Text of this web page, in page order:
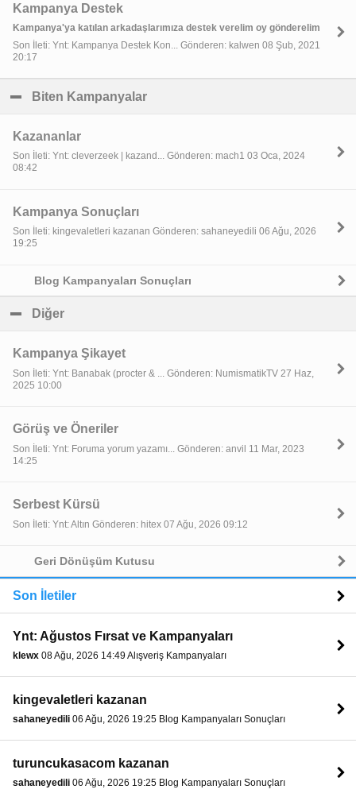
Kampanya Destek
Kampanya'ya katılan arkadaşlarımıza destek verelim oy gönderelim
Son İleti: Ynt: Kampanya Destek Kon... Gönderen: kalwen 08 Şub, 2021
20:17
Biten Kampanyalar
Kazananlar
Son İleti: Ynt: cleverzeek | kazand... Gönderen: mach1 03 Oca, 2024
08:42
Kampanya Sonuçları
Son İleti: kingevaletleri kazanan Gönderen: sahaneyedili 06 Ağu, 2026
19:25
Blog Kampanyaları Sonuçları
Diğer
Kampanya Şikayet
Son İleti: Ynt: Banabak (procter & ... Gönderen: NumismatikTV 27 Haz,
2025 10:00
Görüş ve Öneriler
Son İleti: Ynt: Foruma yorum yazamı... Gönderen: anvil 11 Mar, 2023
14:25
Serbest Kürsü
Son İleti: Ynt: Altın Gönderen: hitex 07 Ağu, 2026 09:12
Geri Dönüşüm Kutusu
Son İletiler
Ynt: Ağustos Fırsat ve Kampanyaları
klewx 08 Ağu, 2026 14:49 Alışveriş Kampanyaları
kingevaletleri kazanan
sahaneyedili 06 Ağu, 2026 19:25 Blog Kampanyaları Sonuçları
turuncukasacom kazanan
sahaneyedili 06 Ağu, 2026 19:25 Blog Kampanyaları Sonuçları